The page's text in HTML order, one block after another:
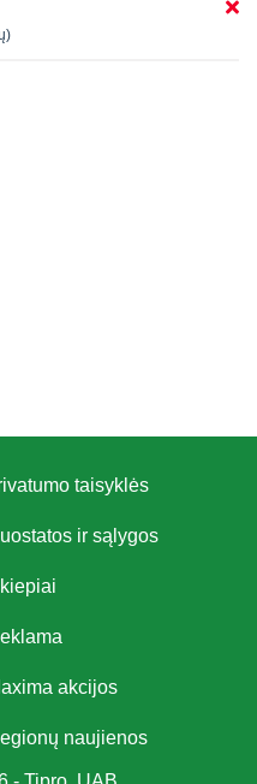
taisyklės
ir sąlygos
akcijos
naujienos